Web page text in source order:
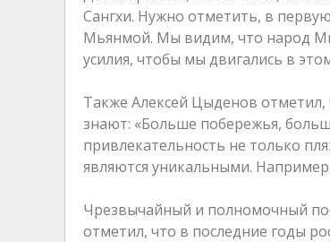
Сангхи. Нужно отметить, в
Мьянмой. Мы видим, что народ
усилия, чтобы мы двигались в
Также Алексей Цыденов
знают: «Больше побережья,
привлекательность не только
являются уникальными.
Чрезвычайный и полномочный
отметил, что в последние годы